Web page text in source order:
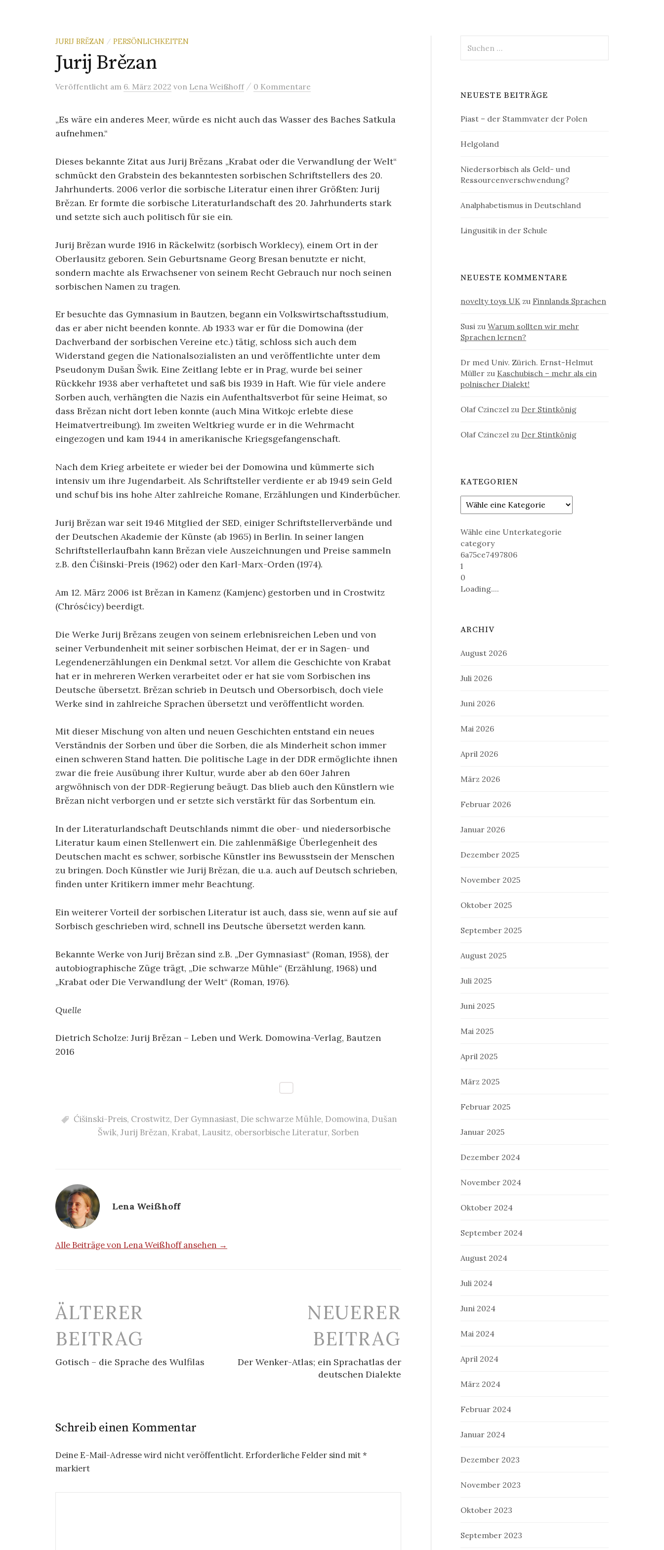
JURIJ BRĚZAN / PERSÖNLICHKEITEN
Jurij Brězan
Veröffentlicht am 6. März 2022 von Lena Weißhoff / 0 Kommentare
„Es wäre ein anderes Meer, würde es nicht auch das Wasser des Baches Satkula
aufnehmen.“
Dieses bekannte Zitat aus Jurij Brězans „Krabat oder die Verwandlung der Welt“
schmückt den Grabstein des bekanntesten sorbischen Schriftstellers des 20.
Jahrhunderts. 2006 verlor die sorbische Literatur einen ihrer Größten: Jurij
Brězan. Er formte die sorbische Literaturlandschaft des 20. Jahrhunderts stark
und setzte sich auch politisch für sie ein.
Jurij Brězan wurde 1916 in Räckelwitz (sorbisch Worklecy), einem Ort in der
Oberlausitz geboren. Sein Geburtsname Georg Bresan benutzte er nicht,
sondern machte als Erwachsener von seinem Recht Gebrauch nur noch seinen
sorbischen Namen zu tragen.
Er besuchte das Gymnasium in Bautzen, begann ein Volkswirtschaftsstudium,
das er aber nicht beenden konnte. Ab 1933 war er für die Domowina (der
Dachverband der sorbischen Vereine etc.) tätig, schloss sich auch dem
Widerstand gegen die Nationalsozialisten an und veröffentlichte unter dem
Pseudonym Dušan Šwik. Eine Zeitlang lebte er in Prag, wurde bei seiner
Rückkehr 1938 aber verhaftetet und saß bis 1939 in Haft. Wie für viele andere
Sorben auch, verhängten die Nazis ein Aufenthaltsverbot für seine Heimat, so
dass Brězan nicht dort leben konnte (auch Mina Witkojc erlebte diese
Heimatvertreibung). Im zweiten Weltkrieg wurde er in die Wehrmacht
eingezogen und kam 1944 in amerikanische Kriegsgefangenschaft.
Nach dem Krieg arbeitete er wieder bei der Domowina und kümmerte sich
intensiv um ihre Jugendarbeit. Als Schriftsteller verdiente er ab 1949 sein Geld
und schuf bis ins hohe Alter zahlreiche Romane, Erzählungen und Kinderbücher.
Jurij Brězan war seit 1946 Mitglied der SED, einiger Schriftstellerverbände und
der Deutschen Akademie der Künste (ab 1965) in Berlin. In seiner langen
Schriftstellerlaufbahn kann Brězan viele Auszeichnungen und Preise sammeln
z.B. den Ćišinski-Preis (1962) oder den Karl-Marx-Orden (1974).
Am 12. März 2006 ist Brězan in Kamenz (Kamjenc) gestorben und in Crostwitz
(Chrósćicy) beerdigt.
Die Werke Jurij Brězans zeugen von seinem erlebnisreichen Leben und von
seiner Verbundenheit mit seiner sorbischen Heimat, der er in Sagen- und
Legendenerzählungen ein Denkmal setzt. Vor allem die Geschichte von Krabat
hat er in mehreren Werken verarbeitet oder er hat sie vom Sorbischen ins
Deutsche übersetzt. Brězan schrieb in Deutsch und Obersorbisch, doch viele
Werke sind in zahlreiche Sprachen übersetzt und veröffentlicht worden.
Mit dieser Mischung von alten und neuen Geschichten entstand ein neues
Verständnis der Sorben und über die Sorben, die als Minderheit schon immer
einen schweren Stand hatten. Die politische Lage in der DDR ermöglichte ihnen
zwar die freie Ausübung ihrer Kultur, wurde aber ab den 60er Jahren
argwöhnisch von der DDR-Regierung beäugt. Das blieb auch den Künstlern wie
Brězan nicht verborgen und er setzte sich verstärkt für das Sorbentum ein.
In der Literaturlandschaft Deutschlands nimmt die ober- und niedersorbische
Literatur kaum einen Stellenwert ein. Die zahlenmäßige Überlegenheit des
Deutschen macht es schwer, sorbische Künstler ins Bewusstsein der Menschen
zu bringen. Doch Künstler wie Jurij Brězan, die u.a. auch auf Deutsch schrieben,
finden unter Kritikern immer mehr Beachtung.
Ein weiterer Vorteil der sorbischen Literatur ist auch, dass sie, wenn auf sie auf
Sorbisch geschrieben wird, schnell ins Deutsche übersetzt werden kann.
Bekannte Werke von Jurij Brězan sind z.B. „Der Gymnasiast“ (Roman, 1958), der
autobiographische Züge trägt, „Die schwarze Mühle“ (Erzählung, 1968) und
„Krabat oder Die Verwandlung der Welt“ (Roman, 1976).
Quelle
Dietrich Scholze: Jurij Brězan – Leben und Werk. Domowina-Verlag, Bautzen
2016
Ćišinski-Preis, Crostwitz, Der Gymnasiast, Die schwarze Mühle, Domowina, Dušan
Šwik, Jurij Brězan, Krabat, Lausitz, obersorbische Literatur, Sorben
Lena Weißhoff
Alle Beiträge von Lena Weißhoff ansehen →
Beitrags-
Navigation
ÄLTERER
BEITRAG
Gotisch – die Sprache des Wulfilas
NEUERER
BEITRAG
Der Wenker-Atlas; ein Sprachatlas der
deutschen Dialekte
Schreib einen Kommentar
Deine E-Mail-Adresse wird nicht veröffentlicht. Erforderliche Felder sind mit*
markiert
nach:
NEUESTE BEITRÄGE
Piast – der Stammvater der Polen
Helgoland
Niedersorbisch als Geld- und
Ressourcenverschwendung?
Analphabetismus in Deutschland
Lingusitik in der Schule
NEUESTE KOMMENTARE
novelty toys UK zu Finnlands Sprachen
Susi zuWarum sollten wir mehr
Sprachen lernen?
Dr med Univ. Zürich. Ernst-Helmut
Müller zu Kaschubisch – mehr als ein
polnischer Dialekt!
Olaf Czinczel zu Der Stintkönig
Olaf Czinczel zu Der Stintkönig
KATEGORIEN
Wähle eine Unterkategorie
category
6a75ce7497806
1
0
Loading....
ARCHIV
August 2026
Juli 2026
Juni 2026
Mai 2026
April 2026
März 2026
Februar 2026
Januar 2026
Dezember 2025
November 2025
Oktober 2025
September 2025
August 2025
Juli 2025
Juni 2025
Mai 2025
April 2025
März 2025
Februar 2025
Januar 2025
Dezember 2024
November 2024
Oktober 2024
September 2024
August 2024
Juli 2024
Juni 2024
Mai 2024
April 2024
März 2024
Februar 2024
Januar 2024
Dezember 2023
November 2023
Oktober 2023
September 2023